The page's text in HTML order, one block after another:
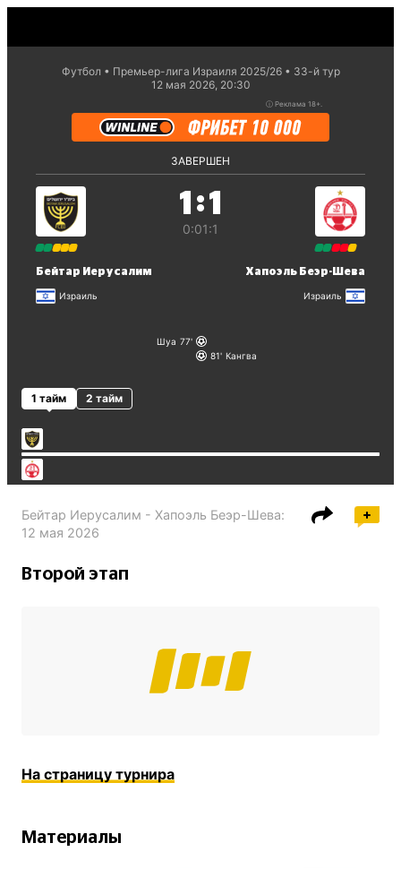
Футбол Премьер-лига Израиля 2025/26
33-й тур
12 мая 2026, 20:30
ⓘ Реклама 18+.
ЗАВЕРШЕН
Бейтар Иерусалим
Израиль
1 :1
0:01:1
Хапоэль Беэр-Шева
Израиль
Шуа 77
81 Кангва
1 тайм 2 тайм
Бейтар Иерусалим - Хапоэль Беэр-Шева:
12 мая 2026
Второй этап
На страницу турнира
Материалы